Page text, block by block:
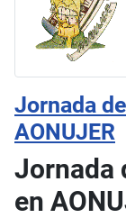
Jornada
AONUJER
Jornada
en